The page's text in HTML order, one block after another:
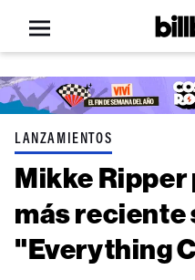
Open
menu
LANZAMIENTOS
Mikke Ripper
más reciente
"Everything